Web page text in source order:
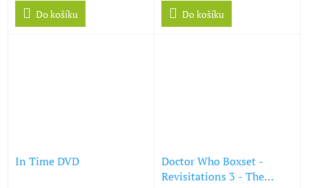
Do košíku Do košíku
In Time DVD
Doctor Who Boxset -
Revisitations 3 - The